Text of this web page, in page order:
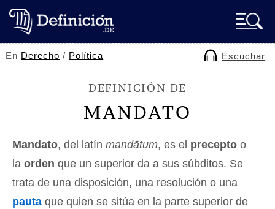
En Derecho / Política Escuchar
DEFINICIÓN DE
MANDATO
Mandato, del latín mandātum, es el precepto o
la orden que un superior da a sus súbditos. Se
trata de una disposición, una resolución o una
pauta que quien se sitúa en la parte superior de